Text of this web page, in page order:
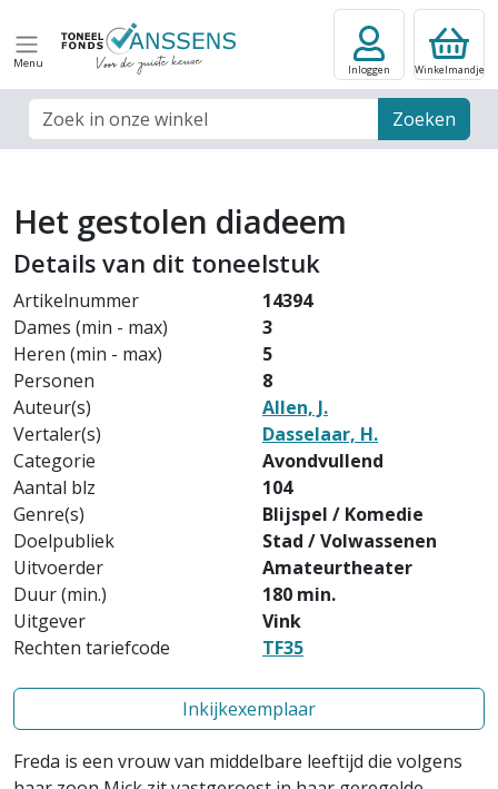
Menu
Zoek veld Zoeken
Inloggen Winkelmandje
Het gestolen diadeem
Details van dit toneelstuk
Artikelnummer
14394
Dames (min - max)
3
Heren (min - max)
5
Personen
8
Auteur(s)
Allen, J.
Vertaler(s)
Dasselaar, H.
Categorie
Avondvullend
Aantal blz
104
Genre(s)
Blijspel / Komedie
Doelpubliek
Stad / Volwassenen
Uitvoerder
Amateurtheater
Duur (min.)
180 min.
Uitgever
Vink
Rechten tariefcode
TF35
Inkijkexemplaar
Freda is een vrouw van middelbare leeftijd die volgens